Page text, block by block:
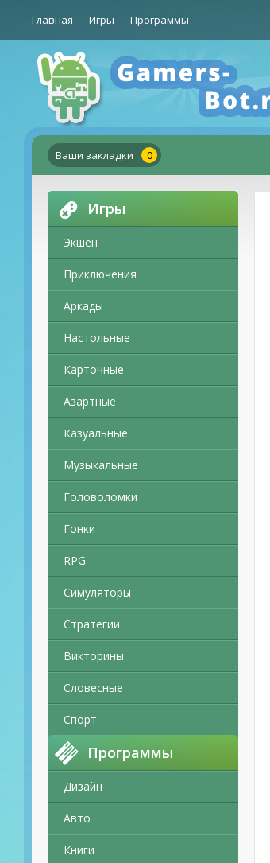
Главная Игры Программы
Ваши закладки 0
Игры
Экшен
Приключения
Аркады
Настольные
Карточные
Азартные
Казуальные
Музыкальные
Головоломки
Гонки
RPG
Симуляторы
Стратегии
Викторины
Словесные
Спорт
Программы
Дизайн
Авто
Книги